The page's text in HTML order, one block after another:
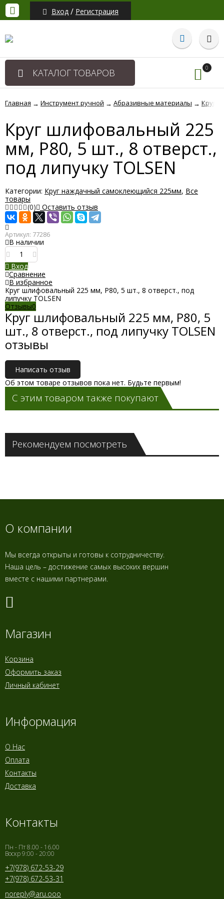
Вход / Регистрация
КАТАЛОГ ТОВАРОВ 0
Главная → Инструмент ручной → Абразивные материалы → Круг
Круг шлифовальный 225
мм, P80, 5 шт., 8 отверст.,
под липучку TOLSEN
Категории: Круг наждачный самоклеющийся 225мм, Все
товары
(0)
Оставить отзыв
Артикул: 77286
В наличии
Вход
Сравнение
В избранное
Круг шлифовальный 225 мм, P80, 5 шт., 8 отверст., под
липучку TOLSEN
Отзывы0
Круг шлифовальный 225 мм, P80, 5
шт., 8 отверст., под липучку TOLSEN
отзывы
Написать отзыв
Об этом товаре отзывов пока нет. Будьте первым!
С этим товаром также покупают
Рекомендуем посмотреть
О компании
Мы всегда открыты и готовы к сотрудничеству.
Наша цель – достижение самых высоких вершин
вместе с нашими партнерами.
Магазин
Корзина
Оформить заказ
Личный кабинет
Информация
О Нас
Оплата
Контакты
Доставка
Контакты
Пн - Пт 8.00 - 16.00
Воскр 9:00 - 20:00
+7(978) 672-53-29
+7(978) 672-53-31
noreply@aru.ooo